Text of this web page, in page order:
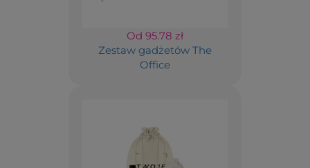
Od 95.78 zł
Zestaw gadżetów The
Office